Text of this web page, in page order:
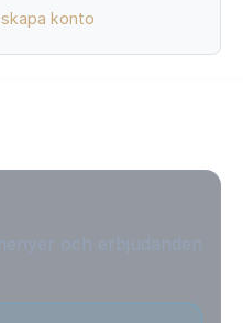
skapa konto